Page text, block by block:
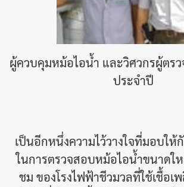
ผู้ควบคุมหม้อไอน้ำ และวิศวกรผู้ตร
ประจำปี
เป็นอีกหนึ่งความไว้วางใจที่มอบให้
ในการตรวจสอบหม้อไอน้ำขนาดใ
ชม ของโรงไฟฟ้าชีวมวลที่ใช้เชื้อเ